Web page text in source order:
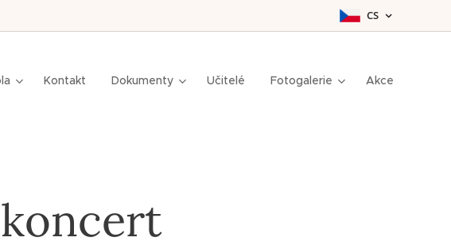
CS
Kontakt Dokumenty Učitelé Fotogalerie Akce